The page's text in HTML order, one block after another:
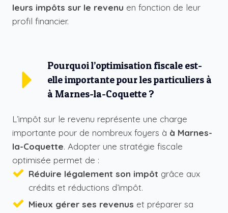
leurs impôts sur le revenu en fonction de leur
profil financier.
Pourquoi l’optimisation fiscale est-
elle importante pour les particuliers à
à Marnes-la-Coquette ?
L’impôt sur le revenu représente une charge
importante pour de nombreux foyers à à Marnes-
la-Coquette. Adopter une stratégie fiscale
optimisée permet de :
Réduire légalement son impôt grâce aux
crédits et réductions d’impôt.
Mieux gérer ses revenus et préparer sa